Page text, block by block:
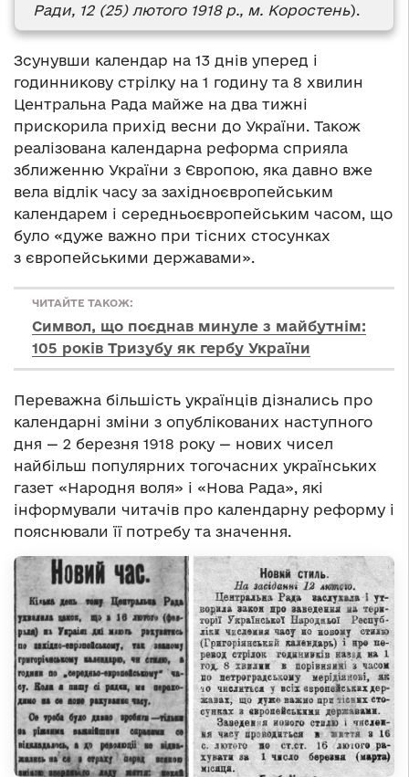
Ради, 12 (25) лютого 1918 р., м. Коростень).
Зсунувши календар на 13 днів уперед і
годинникову стрілку на 1 годину та 8 хвилин
Центральна Рада майже на два тижні
прискорила прихід весни до України. Також
реалізована календарна реформа сприяла
зближенню України з Європою, яка давно вже
вела відлік часу за західноєвропейським
календарем і середньоєвропейським часом, що
було «дуже важно при тісних стосунках
з європейськими державами».
ЧИТАЙТЕ ТАКОЖ:
Символ, що поєднав минуле з майбутнім:
105 років Тризубу як гербу України
Переважна більшість українців дізнались про
календарні зміни з опублікованих наступного
дня — 2 березня 1918 року — нових чисел
найбільш популярних тогочасних українських
газет «Народня воля» і «Нова Рада», які
інформували читачів про календарну реформу і
пояснювали її потребу та значення.